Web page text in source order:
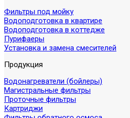
Фильтры под мойку
Водоподготовка в квартире
Водоподготовка в коттедже
Пурифаеры
Установка и замена смесителей
Продукция
Водонагреватели (бойлеры)
Магистральные фильтры
Проточные фильтры
Картриджи